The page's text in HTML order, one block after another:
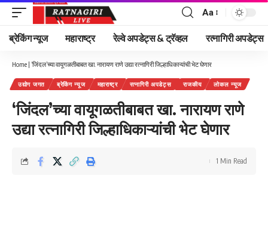
Font
Resizer
Aa
ब्रेकिंग न्यूज महाराष्ट्र रेल्वे अपडेट्स & ट्रॅव्हल रत्नागिरी अपडेट्स
Home | ‘जिंदल’च्या वायूगळतीबाबत खा. नारायण राणे उद्या रत्नागिरी जिल्हाधिकाऱ्यांची भेट घेणार
उद्योग जगत ब्रेकिंग न्यूज महाराष्ट्र रत्नागिरी अपडेट्स राजकीय लोकल न्यूज
‘जिंदल’च्या वायूगळतीबाबत खा. नारायण राणे
उद्या रत्नागिरी जिल्हाधिकाऱ्यांची भेट घेणार
1 Min Read